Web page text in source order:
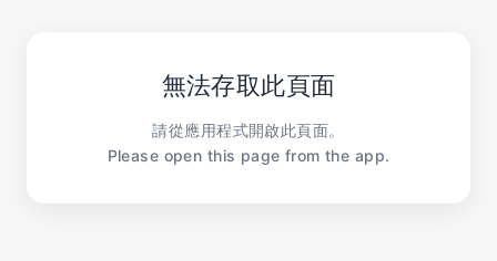
無法存取此頁面
請從應用程式開啟此頁面。
Please open this page from the app.